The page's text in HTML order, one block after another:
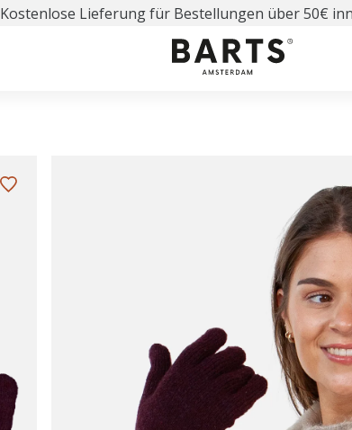
Kostenlose Lieferung für Bestellungen über 50€